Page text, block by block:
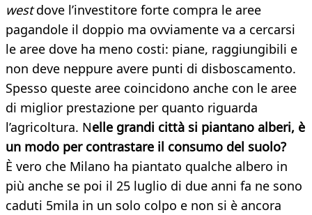
westdove l’investitore forte compra le aree
pagandole il doppio ma ovviamente va a cercarsi
le aree dove ha meno costi: piane, raggiungibili e
non deve neppure avere punti di disboscamento.
Spesso queste aree coincidono anche con le aree
di miglior prestazione per quanto riguarda
l’agricoltura. Nelle grandi città si piantano alberi, è
un modo per contrastare il consumo del suolo?
È vero che Milano ha piantato qualche albero in
più anche se poi il 25 luglio di due anni fa ne sono
caduti 5mila in un solo colpo e non si è ancora